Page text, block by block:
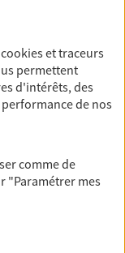
la Vie
en herbe
l'abri d'un
et vos
Vie
cookies et traceurs
permettent
d'intérêts, des
de nos
comme de
"Paramétrer mes